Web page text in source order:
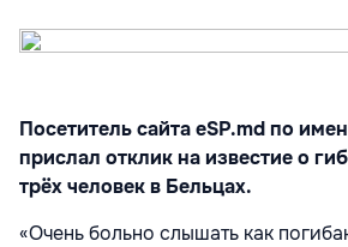
Посетитель сайта eSP.md по
прислал отклик на известие о
трёх человек в Бельцах.
«Очень больно слышать как